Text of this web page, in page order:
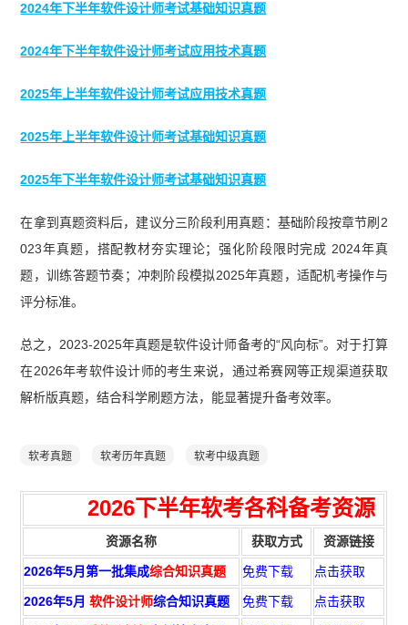
2024年下半年软件设计师考试基础知识真题
2024年下半年软件设计师考试应用技术真题
2025年上半年软件设计师考试应用技术真题
2025年上半年软件设计师考试基础知识真题
2025年下半年软件设计师考试基础知识真题
在拿到真题资料后，建议分三阶段利用真题：基础阶段按章节刷2
023年真题，搭配教材夯实理论；强化阶段限时完成 2024年真
题，训练答题节奏；冲刺阶段模拟2025年真题，适配机考操作与
评分标准。
总之，2023-2025年真题是软件设计师备考的“风向标”。对于打算
在2026年考软件设计师的考生来说，通过希赛网等正规渠道获取
解析版真题，结合科学刷题方法，能显著提升备考效率。
软考真题 软考历年真题 软考中级真题
2026下半年软考各科备考资源
资源名称 获取方式 资源链接
2026年5月第一批集成综合知识真题 免费下载 点击获取
2026年5月软件设计师综合知识真题 免费下载 点击获取